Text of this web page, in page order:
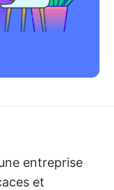
entreprise
et